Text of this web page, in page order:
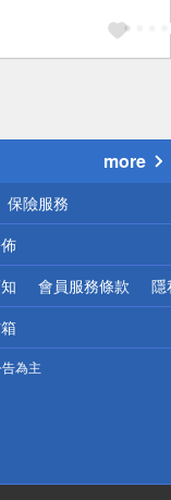
more
保險服務
會員服務條款 隱
為主